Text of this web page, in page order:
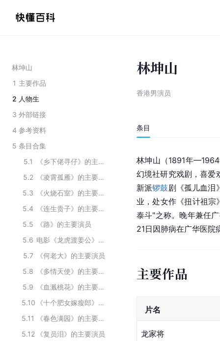
林坤山
1 主要作品
2 人物生
3 外部链接
4 参考资料
5 条目合集
5.1
《乡下佬寻仔》的主要演员
5.2
《凌霄孤雁》的主要演员
5.3
《火烧石室》的主要演员
5.4
《连生贵子》的主要演员
5.5
《路》的主要演员
5.6
电影《龙虎渡姜公》主要演员
5.7
《何老大》的主要演员
5.8
《多情天使》的主要演员
5.9
《血溅桃花》的主要演员
5.10
《十个肥女嫁瘦郎》的主要演员
5.11
《春色满园》的主要演员
5.12
《复员泪》的主要演员
林坤山
香港男演员
条目
林坤山（1891年
幻境社研究戏剧，喜爱
新派锣鼓剧《孤儿血泪
业，处女作《扭计祖宗
泰斗"之称。晚年兼任
21日因肺病在广华医院
主要作品
  片名
龙家将